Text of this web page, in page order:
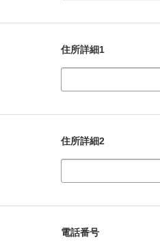
住所詳細1
住所詳細2
電話番号